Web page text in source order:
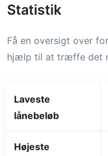
Statistik
Få en oversigt over
hjælp til at træffe det
Laveste
lånebeløb
Højeste